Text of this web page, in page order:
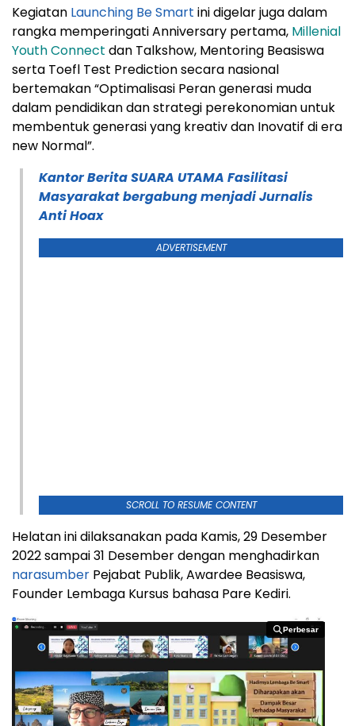
Kegiatan Launching Be Smart ini digelar juga dalam
rangka memperingati Anniversary pertama, Millenial
Youth Connect dan Talkshow, Mentoring Beasiswa
serta Toefl Test Prediction secara nasional
bertemakan “Optimalisasi Peran generasi muda
dalam pendidikan dan strategi perekonomian untuk
membentuk generasi yang kreativ dan Inovatif di era
new Normal”.
Kantor Berita SUARA UTAMA Fasilitasi
Masyarakat bergabung menjadi Jurnalis
Anti Hoax
ADVERTISEMENT
SCROLL TO RESUME CONTENT
Helatan ini dilaksanakan pada Kamis, 29 Desember
2022 sampai 31 Desember dengan menghadirkan
narasumber Pejabat Publik, Awardee Beasiswa,
Founder Lembaga Kursus bahasa Pare Kediri.
Perbesar
Perbesar